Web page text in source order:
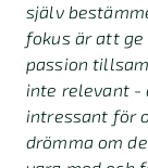
själv
fokus är att
passion
inte relevant -
intressant för
drömma om